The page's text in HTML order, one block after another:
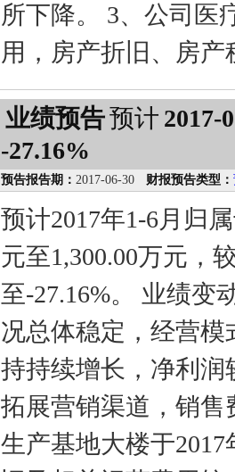
所下降。 3、公司医
用，房产折旧、房
业绩预告预计 2017-
-27.16%
预告报告期： 2017-06-30 财报预告类型：
预计2017年1-6月归
元至1,300.00万元，
至-27.16%。 业绩变
况总体稳定，经营
持持续增长，净利润
拓展营销渠道，销售
生产基地大楼于